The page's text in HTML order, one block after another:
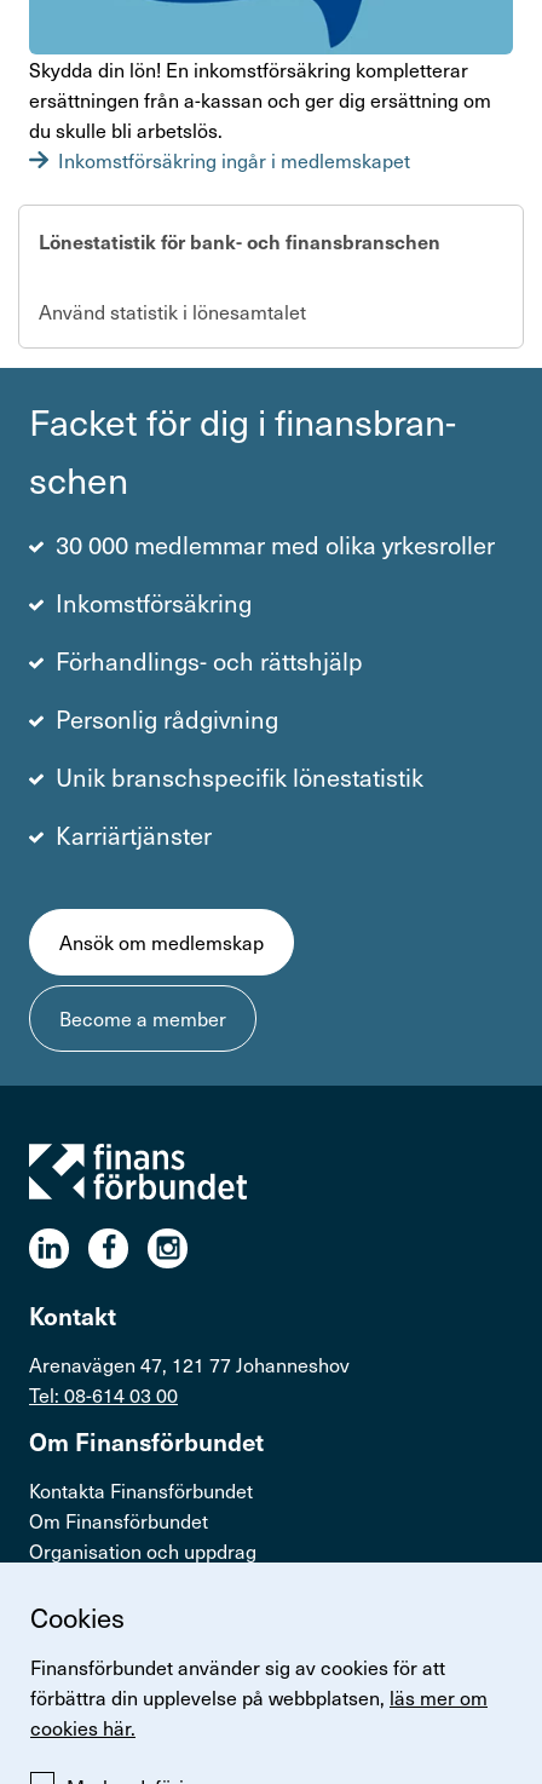
Cookies
Finansförbundet använder sig av cookies för att
förbättra din upplevelse på webbplatsen, läs mer om
cookies här.
Skydda din lön! En inkomst­för­säk­ring komplet­terar
ersätt­ningen från a-kassan och ger dig ersätt­ning om
du skulle bli arbetslös.
Inkomstförsäkring ingår i medlemskapet
Lönestatistik för bank- och finansbranschen
Använd statistik i lönesamtalet
Facket för dig i finans­bran­
schen
30 000 medlemmar med olika yrkesroller
Inkomstförsäkring
Förhandlings- och rättshjälp
Personlig rådgivning
Unik branschspecifik lönestatistik
Karriärtjänster
Ansök om medlemskap
Become a member
Kontakt
Arenavägen 47, 121 77 Johanneshov
Tel: 08-614 03 00
Om Finans­för­bundet
Kontakta Finansförbundet
Om Finansförbundet
Organisation och uppdrag
Snabb­länkar
Logga in
Lönestatistik
Finansförbundets kollektivavtal
Perspektiv